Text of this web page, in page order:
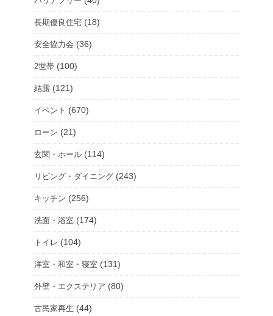
長期優良住宅 (18)
安全協力会 (36)
2世帯 (100)
結露 (121)
イベント (670)
ローン (21)
玄関・ホール (114)
リビング・ダイニング (243)
キッチン (256)
洗面・浴室 (174)
トイレ (104)
洋室・和室・寝室 (131)
外壁・エクステリア (80)
古民家再生 (44)